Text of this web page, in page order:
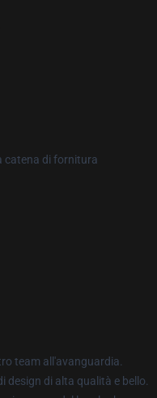
catena di fornitura
team all'avanguardia.
di alta qualità e bello.